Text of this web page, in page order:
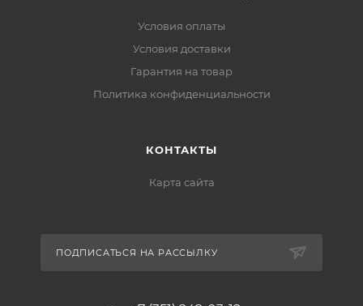
Условия оплаты
Условия доставки
Гарантия на товар
Политика конфиденциальности
КОНТАКТЫ
Карта сайта
ПОДПИСАТЬСЯ НА РАССЫЛКУ